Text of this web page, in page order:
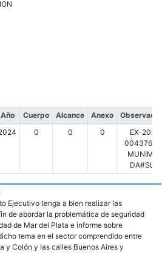
Año Cuerpo Alcance Anexo
0 0 0
EX-
Ejecutivo tenga a bien realizar las
de abordar la problemática de seguridad
de Mar del Plata e informe sobre
tema en el sector comprendido entre
y Colón y las calles Buenos Aires y